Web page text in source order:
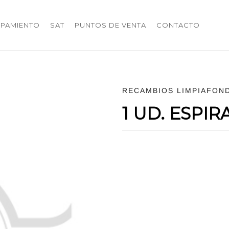
SAT PUNTOS DE VENTA CONTACTO
RECAMBIOS
1 UD.